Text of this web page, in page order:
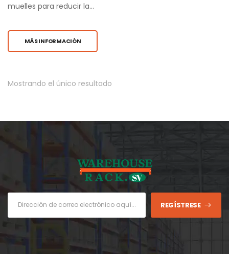
muelles para reducir la
el piso del muelle. tienen
una superficie de
diamantes en relieve,…
MÁS INFORMACIÓN
Mostrando el único resultado
REGÍSTRESE